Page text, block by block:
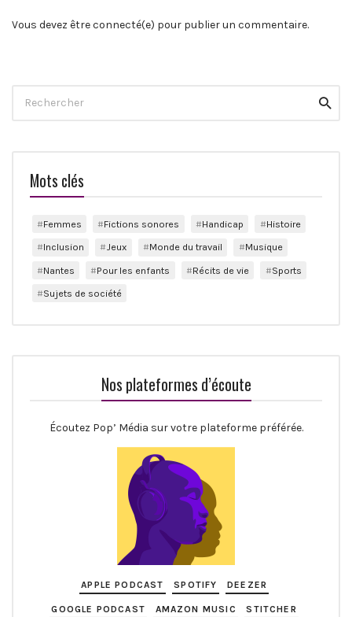
Vous devez être connecté(e) pour publier un commentaire.
for:
Mots clés
Femmes Fictions sonores Handicap
Histoire
Inclusion
Jeux Monde du travail
Musique
Nantes
Pour les enfants Récits de vie
Sports
Sujets de société
Nos plateformes d’écoute
Écoutez Pop’ Média sur votre plateforme préférée.
APPLE PODCAST SPOTIFY DEEZER
GOOGLE PODCAST AMAZON MUSIC STITCHER